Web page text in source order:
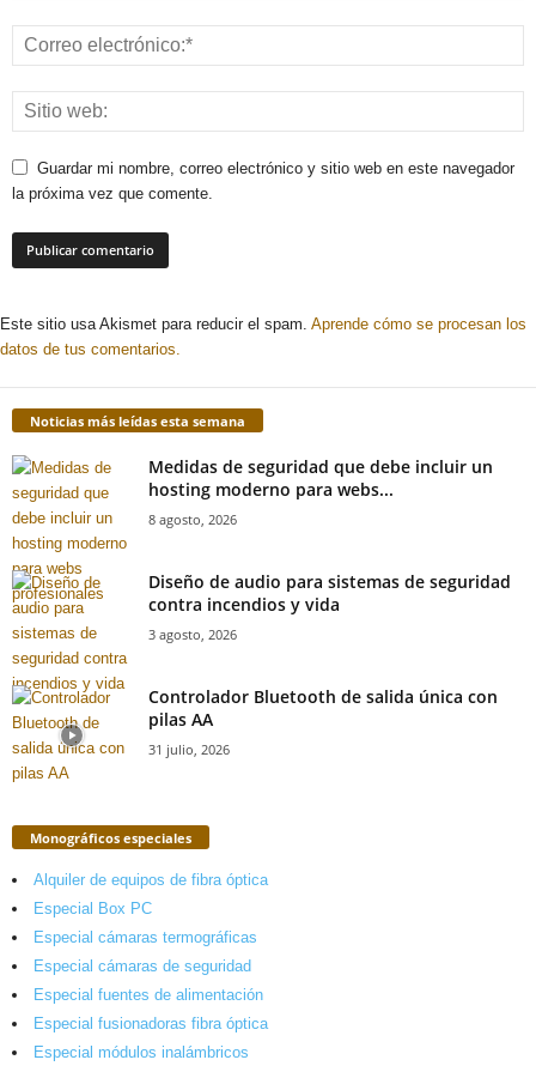
Guardar mi nombre, correo electrónico y sitio web en este navegador
la próxima vez que comente.
Este sitio usa Akismet para reducir el spam. Aprende cómo se procesan los
datos de tus comentarios.
Noticias más leídas esta semana
Medidas de seguridad que debe incluir un
hosting moderno para webs...
8 agosto, 2026
Diseño de audio para sistemas de seguridad
contra incendios y vida
3 agosto, 2026
Controlador Bluetooth de salida única con
pilas AA
31 julio, 2026
Monográficos especiales
Alquiler de equipos de fibra óptica
Especial Box PC
Especial cámaras termográficas
Especial cámaras de seguridad
Especial fuentes de alimentación
Especial fusionadoras fibra óptica
Especial módulos inalámbricos